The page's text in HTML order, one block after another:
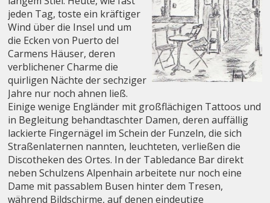
jeden Tag, toste ein kräftiger
Wind über die Insel und um
die Ecken von Puerto del
Carmens Häuser, deren
verblichener Charme die
quirligen Nächte der sechziger
Jahre nur noch ahnen ließ.
Einige wenige Engländer mit großflächigen Tattoos und
in Begleitung behandtaschter Damen, deren auffällig
lackierte Fingernägel im Schein der Funzeln, die sich
Straßenlaternen nannten, leuchteten, verließen die
Discotheken des Ortes. In der Tabledance Bar direkt
neben Schulzens Alpenhain arbeitete nur noch eine
Dame mit passablem Busen hinter dem Tresen,
während Bildschirme, auf denen eindeutige